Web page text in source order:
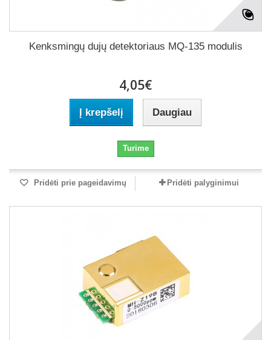
Kenksmingų dujų detektoriaus MQ-135 modulis
4,05€
Į krepšelį Daugiau
Turime
Pridėti prie pageidavimų Pridėti palyginimui